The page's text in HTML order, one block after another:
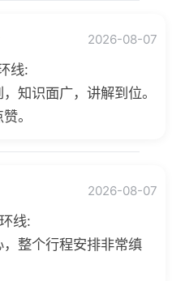
2026-08-07
线:
知识面广，讲解到位。
。
2026-08-07
线:
整个行程安排非常缜